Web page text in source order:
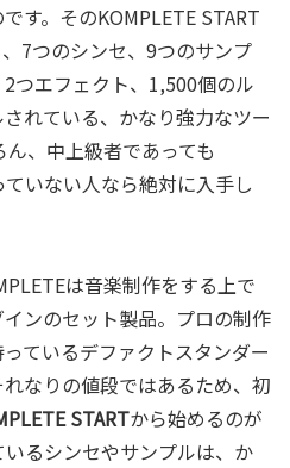
す。そのKOMPLETE START
7つのシンセ、9つのサンプ
つエフェクト、1,500個のル
れている、かなり強力なツー
、中上級者であっても
いない人なら絶対に入手し
は音楽制作をする上で
ンのセット製品。プロの制作
ているデファクトスタンダー
なりの値段ではあるため、初
STARTから始めるのが
るシンセやサンプルは、か